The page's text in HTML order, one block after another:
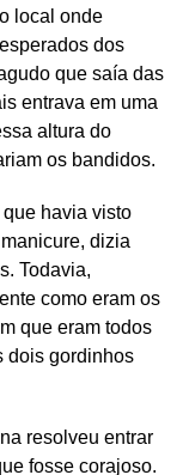
local onde
dos
que saía das
entrava em uma
altura do
os bandidos.
havia visto
dizia
Todavia,
como eram os
que eram todos
dois gordinhos
resolveu entrar
fosse corajoso.